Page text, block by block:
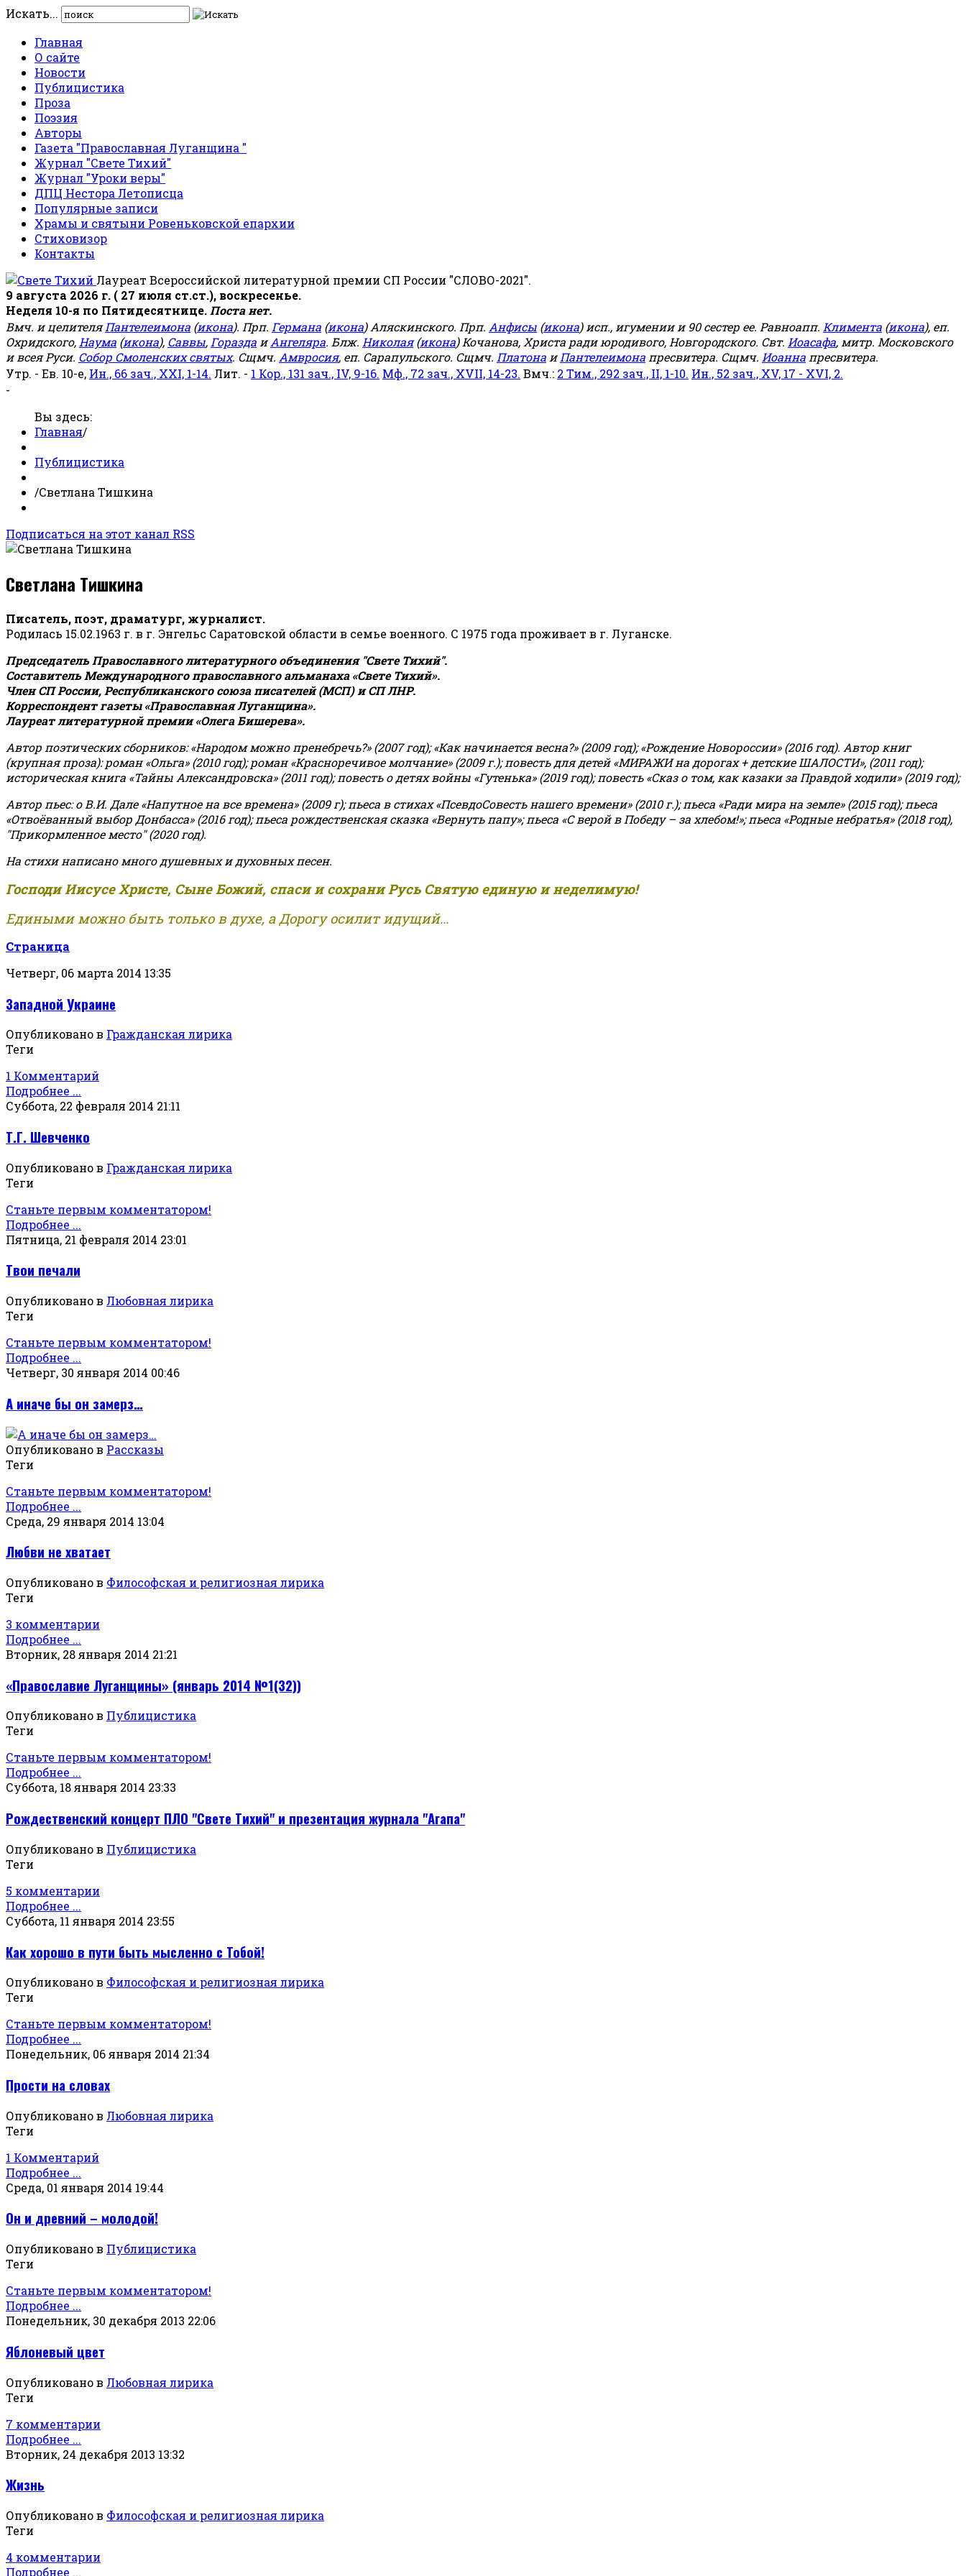
Искать...
Главная
О сайте
Новости
Публицистика
Проза
Поэзия
Авторы
Газета "Православная Луганщина "
Журнал "Свете Тихий"
Журнал "Уроки веры"
ДПЦ Нестора Летописца
Популярные записи
Храмы и святыни Ровеньковской епархии
Стиховизор
Контакты
Лауреат Всероссийской литературной премии СП России "СЛОВО-2021".
9 августа 2026 г. ( 27 июля ст.ст.), воскресенье.
Неделя 10-я по Пятидесятнице. Поста нет.
Вмч. и целителяПантелеимона (икона). Прп. Германа (икона) Аляскинского. Прп. Анфисы (икона) исп., игумении и 90 сестер ее. Равноапп. Климента (икона), еп.
Охридского, Наума (икона), Саввы, Горазда иАнгеляра. Блж. Николая(икона) Кочанова, Христа ради юродивого, Новгородского. Свт. Иоасафа, митр. Московского
и всея Руси. Собор Смоленских святых. Сщмч. Амвросия, еп. Сарапульского. Сщмч. Платона иПантелеимона пресвитера. Сщмч. Иоанна пресвитера.
Утр. - Ев. 10-е, Ин., 66 зач., XXI, 1-14. Лит. - 1 Кор., 131 зач., IV, 9-16. Мф., 72 зач., XVII, 14-23. Вмч.: 2 Тим., 292 зач., II, 1-10. Ин., 52 зач., XV, 17 - XVI, 2.
-
Вы здесь:
Главная/
Публицистика
/Светлана Тишкина
Подписаться на этот канал RSS
Светлана Тишкина
Писатель, поэт, драматург, журналист.
Родилась 15.02.1963 г. в г. Энгельс Саратовской области в семье военного. С 1975 года проживает в г. Луганске.
Председатель Православного литературного объединения "Свете Тихий".
Составитель Международного православного альманаха «Свете Тихий».
Член СП России, Республиканского союза писателей (МСП) и СП ЛНР.
Корреспондент газеты «Православная Луганщина».
Лауреат литературной премии «Олега Бишерева».
Автор поэтических сборников: «Народом можно пренебречь?» (2007 год); «Как начинается весна?» (2009 год); «Рождение Новороссии» (2016 год). Автор книг
(крупная проза): роман «Ольга» (2010 год); роман «Красноречивое молчание» (2009 г.); повесть для детей «МИРАЖИ на дорогах + детские ШАЛОСТИ», (2011 год);
историческая книга «Тайны Александровска» (2011 год); повесть о детях войны «Гутенька» (2019 год); повесть «Сказ о том, как казаки за Правдой ходили» (2019 год);
Автор пьес: о В.И. Дале «Напутное на все времена» (2009 г); пьеса в стихах «ПсевдоСовесть нашего времени» (2010 г.); пьеса «Ради мира на земле» (2015 год); пьеса
«Отвоёванный выбор Донбасса» (2016 год); пьеса рождественская сказка «Вернуть папу»; пьеса «С верой в Победу – за хлебом!»;пьеса «Родные небратья» (2018 год),
"Прикормленное место" (2020 год).
На стихи написано много душевных и духовных песен.
Господи Иисусе Христе, Сыне Божий, спаси и сохрани Русь Святую единую и неделимую!
Едиными можно быть только в духе, а Дорогу осилит идущий...
Страница
Четверг, 06 марта 2014 13:35
Западной Украине
Опубликовано в Гражданская лирика
Теги
1 Комментарий
Подробнее ...
Суббота, 22 февраля 2014 21:11
Т.Г. Шевченко
Опубликовано в Гражданская лирика
Теги
Станьте первым комментатором!
Подробнее ...
Пятница, 21 февраля 2014 23:01
Твои печали
Опубликовано в Любовная лирика
Теги
Станьте первым комментатором!
Подробнее ...
Четверг, 30 января 2014 00:46
А иначе бы он замерз…
Опубликовано в Рассказы
Теги
Станьте первым комментатором!
Подробнее ...
Среда, 29 января 2014 13:04
Любви не хватает
Опубликовано в Философская и религиозная лирика
Теги
3 комментарии
Подробнее ...
Вторник, 28 января 2014 21:21
«Православие Луганщины» (январь 2014 №1(32))
Опубликовано в Публицистика
Теги
Станьте первым комментатором!
Подробнее ...
Суббота, 18 января 2014 23:33
Рождественский концерт ПЛО "Свете Тихий" и презентация журнала "Агапа"
Опубликовано в Публицистика
Теги
5 комментарии
Подробнее ...
Суббота, 11 января 2014 23:55
Как хорошо в пути быть мысленно с Тобой!
Опубликовано в Философская и религиозная лирика
Теги
Станьте первым комментатором!
Подробнее ...
Понедельник, 06 января 2014 21:34
Прости на словах
Опубликовано в Любовная лирика
Теги
1 Комментарий
Подробнее ...
Среда, 01 января 2014 19:44
Он и древний – молодой!
Опубликовано в Публицистика
Теги
Станьте первым комментатором!
Подробнее ...
Понедельник, 30 декабря 2013 22:06
Яблоневый цвет
Опубликовано в Любовная лирика
Теги
7 комментарии
Подробнее ...
Вторник, 24 декабря 2013 13:32
Жизнь
Опубликовано в Философская и религиозная лирика
Теги
4 комментарии
Подробнее ...